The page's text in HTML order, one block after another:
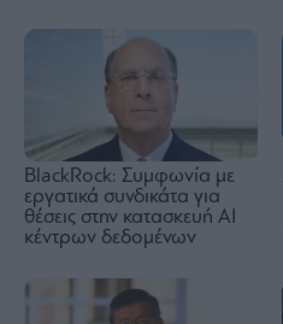
BlackRock: Συμφωνία με
εργατικά συνδικάτα για
θέσεις στην κατασκευή AI
κέντρων δεδομένων